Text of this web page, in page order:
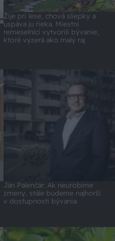
Žije pri lese, chová sliepky a
uspáva ju rieka. Miestni
remeselníci vytvorili bývanie,
ktoré vyzerá ako malý raj
Ján Palenčár: Ak neurobíme
zmeny, stále budeme najhorší
v dostupnosti bývania